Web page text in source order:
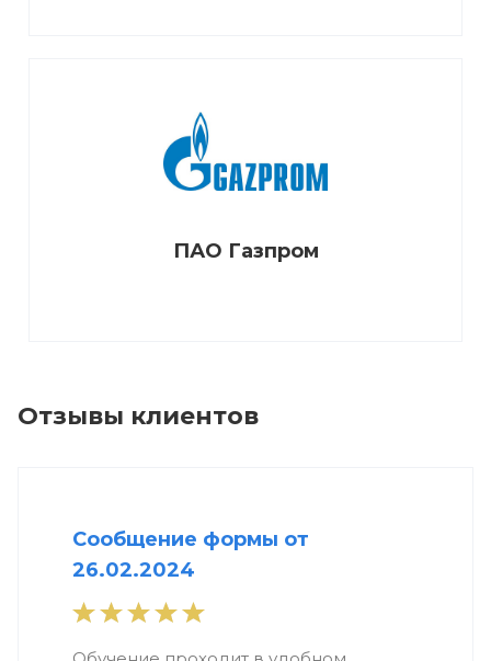
ПАО Газпром
Отзывы клиентов
Сообщение формы от
26.02.2024